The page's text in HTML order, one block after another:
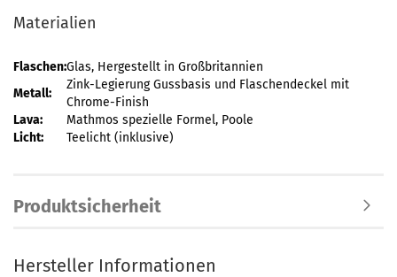
Materialien
Flaschen:Glas, Hergestellt in Großbritannien
Metall:
Zink-Legierung Gussbasis und Flaschendeckel mit
Chrome-Finish
Lava:
Mathmos spezielle Formel, Poole
Licht:
Teelicht (inklusive)
Produktsicherheit
Hersteller Informationen